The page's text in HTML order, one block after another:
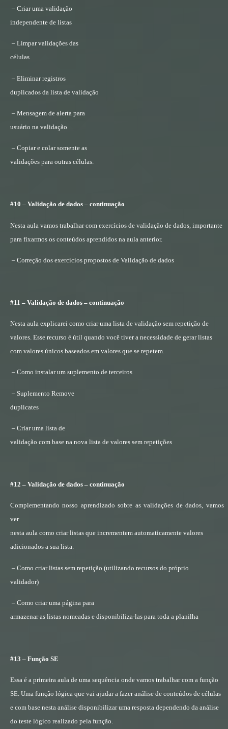
– Criar uma validação
independente de listas
– Limpar validações das
células
– Eliminar registros
duplicados da lista de validação
– Mensagem de alerta para
usuário na validação
– Copiar e colar somente as
validações para outras células.
#10 – Validação de dados – continuação
Nesta aula vamos trabalhar com exercícios de validação de dados, importante
para fixarmos os conteúdos aprendidos na aula anterior.
– Correção dos exercícios propostos de Validação de dados
#11 – Validação de dados – continuação
Nesta aula explicarei como criar uma lista de validação sem repetição de
valores. Esse recurso é útil quando você tiver a necessidade de gerar listas
com valores únicos baseados em valores que se repetem.
– Como instalar um suplemento de terceiros
– Suplemento Remove
duplicates
– Criar uma lista de
validação com base na nova lista de valores sem repetições
#12 – Validação de dados – continuação
Complementando nosso aprendizado sobre as validações de dados, vamos
ver
nesta aula como criar listas que incrementem automaticamente valores
adicionados a sua lista.
– Como criar listas sem repetição (utilizando recursos do próprio
validador)
– Como criar uma página para
armazenar as listas nomeadas e disponibiliza-las para toda a planilha
#13 – Função SE
Essa é a primeira aula de uma sequência onde vamos trabalhar com a função
SE. Uma função lógica que vai ajudar a fazer análise de conteúdos de células
e com base nesta análise disponibilizar uma resposta dependendo da análise
do teste lógico realizado pela função.